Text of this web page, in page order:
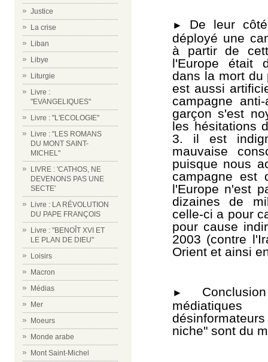
Justice
La crise
Liban
Libye
Liturgie
Livre :
"EVANGELIQUES"
Livre : "L'ECOLOGIE"
Livre : "LES ROMANS
DU MONT SAINT-
MICHEL"
LIVRE : 'CATHOS, NE
DEVENONS PAS UNE
SECTE'
Livre : LA RÉVOLUTION
DU PAPE FRANÇOIS
Livre : "BENOÎT XVI ET
LE PLAN DE DIEU"
Loisirs
Macron
Médias
Mer
Moeurs
Monde arabe
Mont Saint-Michel
► De leur
déployé une
à partir de
l'Europe était
dans la mort du
est aussi
campagne
garçon s'est
les hésitations
3. il est
mauvaise
puisque nous
campagne est
l'Europe n'est
dizaines de
celle-ci a pour
pour cause
2003 (contre
Orient et ainsi
►
niche" sont du